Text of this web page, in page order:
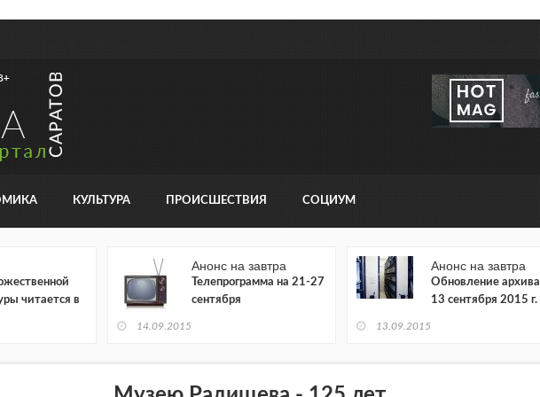
КУЛЬТУРА ПРОИСШЕСТВИЯ СОЦИУМ
читается в
Анонс на завтра
Телепрограмма на 21-27
сентября
14.09.2015
Анонс на завтра
Обновление архива
13 сентября 2015 г.
13.09.2015